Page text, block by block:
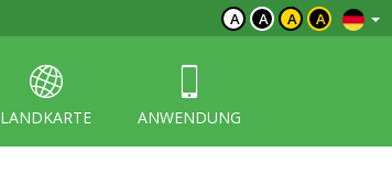
A A A A
LANDKARTE
ANWENDUNG